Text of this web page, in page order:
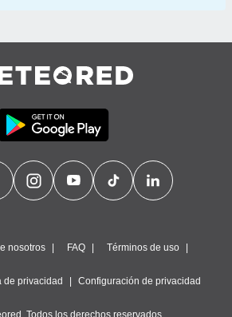
nosotros FAQ Términos de uso
de privacidad Configuración de privacidad
Todos los derechos reservados